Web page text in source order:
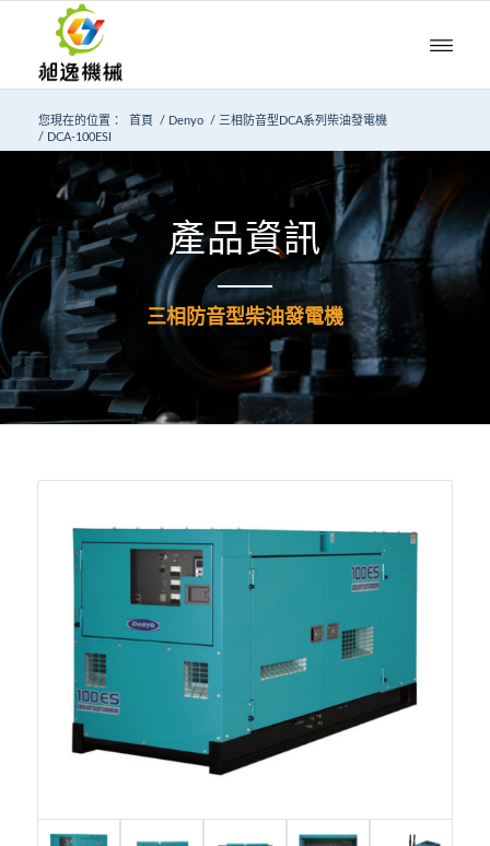
您現在的位置： 首頁 / Denyo / 三相防音型DCA系列柴油發電機
/ DCA-100ESI
產品資訊
三相防音型柴油發電機